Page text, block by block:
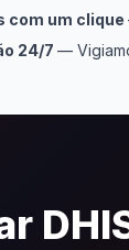
com um clique
24/7 —